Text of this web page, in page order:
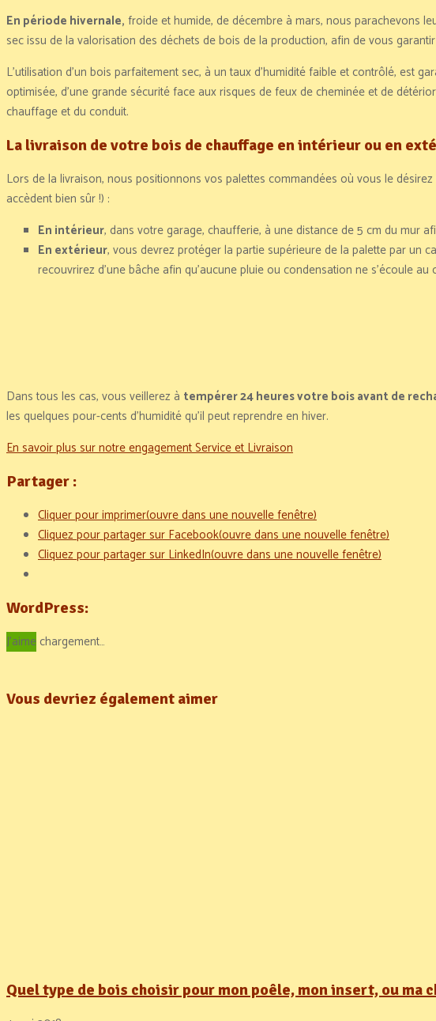
En période hivernale, froide et humide, de décembre à mars, nous parachevons
sec issu de la valorisation des déchets de bois de la production, afin de vous
L’utilisation d’un bois parfaitement sec, à un taux d’humidité faible et contrôlé, est
optimisée, d’une grande sécurité face aux risques de feux de cheminée et de
chauffage et du conduit.
La livraison de votre bois de chauffage en intérieur ou en
Lors de la livraison, nous positionnons vos palettes commandées où vous le
accèdent bien sûr !) :
En intérieur, dans votre garage, chaufferie, à une distance de 5 cm du mur
En extérieur, vous devrez protéger la partie supérieure de la palette par un
recouvrirez d’une bâche afin qu’aucune pluie ou condensation ne s’écoule
Dans tous les cas, vous veillerez à tempérer 24 heures votre bois avant de
les quelques pour-cents d’humidité qu’il peut reprendre en hiver.
En savoir plus sur notre engagement Service et Livraison
Partager :
Cliquer pour imprimer(ouvre dans une nouvelle fenêtre)
Cliquez pour partager sur Facebook(ouvre dans une nouvelle fenêtre)
Cliquez pour partager sur LinkedIn(ouvre dans une nouvelle fenêtre)
WordPress:
J'aime chargement…
Vous devriez également aimer
Quel type de bois choisir pour mon poêle, mon insert, ou ma